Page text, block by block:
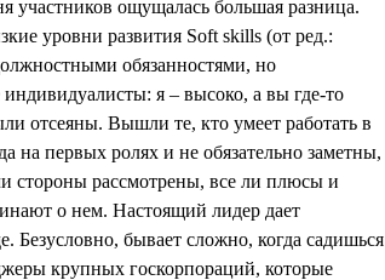
ощущалась большая разница.
уровни развития Soft skills (от ред.:
обязанностями, но
я – высоко, а вы где-то
отсеяны. Вышли те, кто умеет работать в
на первых ролях и не обязательно заметны,
стороны рассмотрены, все ли плюсы и
о нем. Настоящий лидер дает
Безусловно, бывает сложно, когда садишься
крупных госкорпораций, которые